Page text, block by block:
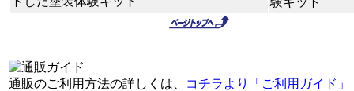
通販のご利用方法の詳しくは、 コチラより「ご利用ガイド」